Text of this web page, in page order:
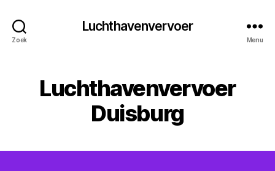
Zoek
Luchthavenvervoer
Menu
Luchthavenvervoer
Duisburg